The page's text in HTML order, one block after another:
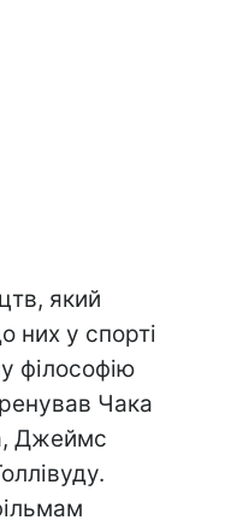
який
них у спорті
філософію
Чака
Джеймс